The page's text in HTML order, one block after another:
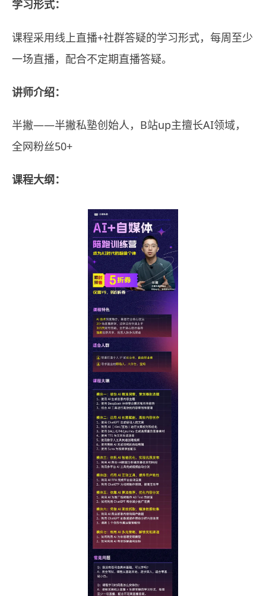
学习形式：
课程采用线上直播+社群答疑的学习形式，每周至少
一场直播，配合不定期直播答疑。
讲师介绍：
半撇——半撇私塾创始人，B站up主擅长AI领域，
全网粉丝50+
课程大纲：